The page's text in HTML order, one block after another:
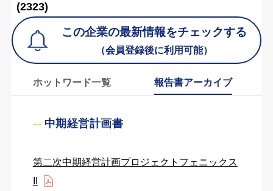
(2323)
この企業の最新情報をチェックする
（会員登録後に利用可能）
ホットワード一覧 報告書アーカイブ
中期経営計画書
第二次中期経営計画プロジェクトフェニックス